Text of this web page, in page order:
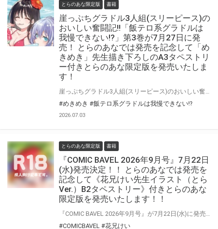
とらのあな限定版 書籍
崖っぷちグラドル3人組(スリーピース)の
おいしい奮闘記!!「飯テロ系グラドルは
我慢できない!?」第3巻が7月27日に発
売！ とらのあなでは発売を記念して「め
きめき」先生描き下ろしのA3タペストリ
ー付きとらのあな限定版を発売いたしま
す！
#めきめき #飯テロ系グラドルは我慢できない!?
2026.07.03
とらのあな限定版 書籍
『COMIC BAVEL 2026年9月号』7月22日
(水)発売決定！！ とらのあなでは発売を
記念して《花兄けい先生イラスト（とら
Ver.）B2タペストリー》付きとらのあな
限定版を発売いたします！！
#COMICBAVEL #花兄けい